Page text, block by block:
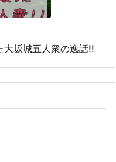
大坂城五人衆の逸話!!